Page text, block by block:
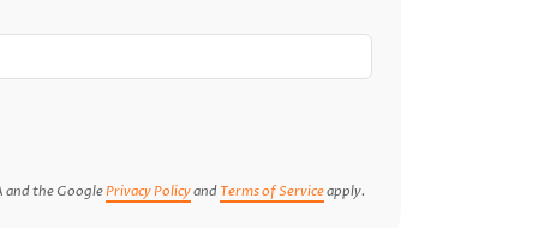
and the Google Privacy Policyand Terms of Serviceapply.